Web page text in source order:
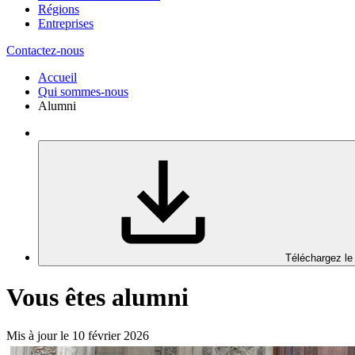
Régions
Entreprises
Contactez-nous
Accueil
Qui sommes-nous
Alumni
Téléchargez le
Vous êtes alumni
Mis à jour le 10 février 2026